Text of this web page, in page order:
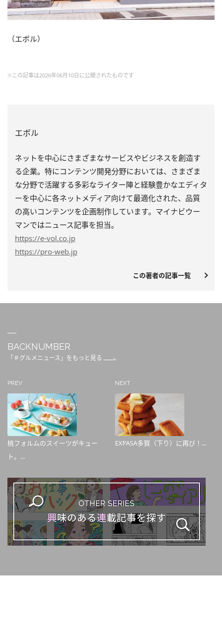
（エボル）
※この記事は2026年06月10日に公開されたものです
エボル
ネットを中心にさまざまなサービスやビジネスを創造す
る企業。特にコンテンツ開発分野においては、さまざま
な分野で活躍する多彩なライター陣と経験豊かなエディタ
ーを中心に各ネットメディア向けて最適化された、品質
の高いコンテンツを企画制作しています。マイナビウー
マンではニュース記事を担当。
https://e-vol.co.jp
https://pro-web.jp
この著者の記事一覧
BACKNUMBER
「＃グルメニュース」をもっと見る
PREV
桃フォルムのスイーツがキュー
ト。...
NEXT
EXPASA多賀（下り）に再び！...